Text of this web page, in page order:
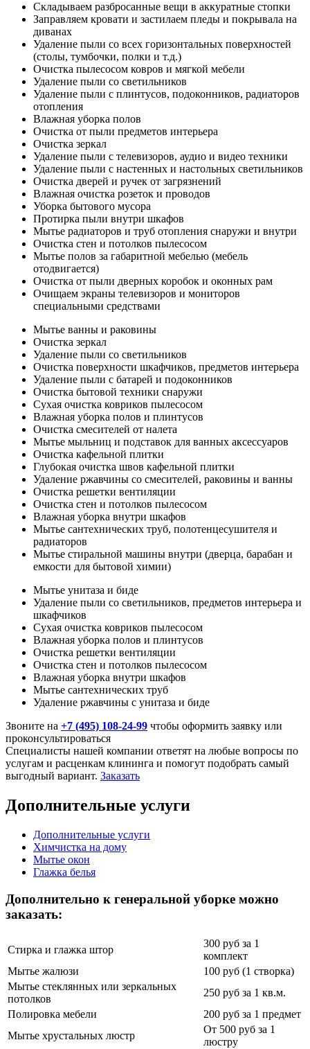
Складываем разбросанные вещи в аккуратные стопки
Заправляем кровати и застилаем пледы и покрывала на
диванах
Удаление пыли со всех горизонтальных поверхностей
(столы, тумбочки, полки и т.д.)
Очистка пылесосом ковров и мягкой мебели
Удаление пыли со светильников
Удаление пыли с плинтусов, подоконников, радиаторов
отопления
Влажная уборка полов
Очистка от пыли предметов интерьера
Очистка зеркал
Удаление пыли с телевизоров, аудио и видео техники
Удаление пыли с настенных и настольных светильников
Очистка дверей и ручек от загрязнений
Влажная очистка розеток и проводов
Уборка бытового мусора
Протирка пыли внутри шкафов
Мытье радиаторов и труб отопления снаружи и внутри
Очистка стен и потолков пылесосом
Мытье полов за габаритной мебелью (мебель
отодвигается)
Очистка от пыли дверных коробок и оконных рам
Очищаем экраны телевизоров и мониторов
специальными средствами
Мытье ванны и раковины
Очистка зеркал
Удаление пыли со светильников
Очистка поверхности шкафчиков, предметов интерьера
Удаление пыли с батарей и подоконников
Очистка бытовой техники снаружи
Сухая очистка ковриков пылесосом
Влажная уборка полов и плинтусов
Очистка смесителей от налета
Мытье мыльниц и подставок для ванных аксессуаров
Очистка кафельной плитки
Глубокая очистка швов кафельной плитки
Удаление ржавчины со смесителей, раковины и ванны
Очистка решетки вентиляции
Очистка стен и потолков пылесосом
Влажная уборка внутри шкафов
Мытье сантехнических труб, полотенцесушителя и
радиаторов
Мытье стиральной машины внутри (дверца, барабан и
емкости для бытовой химии)
Мытье унитаза и биде
Удаление пыли со светильников, предметов интерьера и
шкафчиков
Сухая очистка ковриков пылесосом
Влажная уборка полов и плинтусов
Очистка решетки вентиляции
Очистка стен и потолков пылесосом
Влажная уборка внутри шкафов
Мытье сантехнических труб
Удаление ржавчины с унитаза и биде
Звоните на +7 (495) 108-24-99 чтобы оформить заявку или
проконсультироваться
Специалисты нашей компании ответят на любые вопросы по
услугам и расценкам клининга и помогут подобрать самый
выгодный вариант. Заказать
Дополнительные услуги
Дополнительные услуги
Химчистка на дому
Мытье окон
Глажка белья
Дополнительно к генеральной уборке можно
заказать:
Стирка и глажка штор
300 руб за 1
комплект
Мытье жалюзи
100 руб (1 створка)
Мытье стеклянных или зеркальных
потолков
250 руб за 1 кв.м.
Полировка мебели
200 руб за 1 предмет
Мытье хрустальных люстр
От 500 руб за 1
люстру